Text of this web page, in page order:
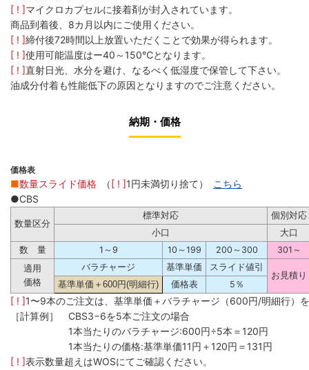
[ ! ]マイクロカプセルに接着剤が封入されています。
商品到着後、8カ月以内にご使用ください。
[ ! ]締付後72時間以上放置いただくことで効果が得られます。
[ ! ]使用可能温度はー40～150℃となります。
[ ! ]直射日光、水分を避け、なるべく低湿度で保管して下さい。
油成分付着も性能低下の原因となりますのでご注意ください。
納期・価格
価格表
■数量スライド価格 （[ ! ]1円未満切り捨て）
こちら
●CBS
数量区分
標準対応
個別対応
小口
大口
数 量
1～9 10～199 200～300
301～
適用
価格
バラチャージ 基準単価
スライド値引
お見積り
基準単価＋600円(明細行)
価格表 5％
[ ! ]1〜9本のご注文は、基準単価＋バラチャージ（600円/明細行）
［計算例］ CBS3−6を5本ご注文の場合
1本当たりのバラチャージ:600円÷5本＝120円
1本当たりの価格:基準単価11円＋120円＝131円
[ ! ]表示数量超えはWOSにてご確認ください。